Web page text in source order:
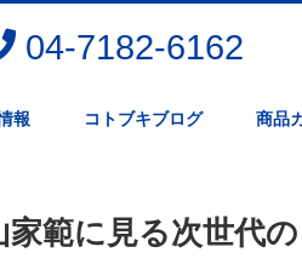
04-7182-6162
報 コトブキブログ 商品
家範に見る次世代の